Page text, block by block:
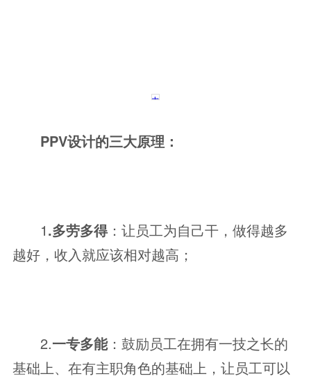
PPV设计的三大原理：
1.多劳多得：让员工为自己干，做得越多
越好，收入就应该相对越高；
2.一专多能：鼓励员工在拥有一技之长的
基础上、在有主职角色的基础上，让员工可以